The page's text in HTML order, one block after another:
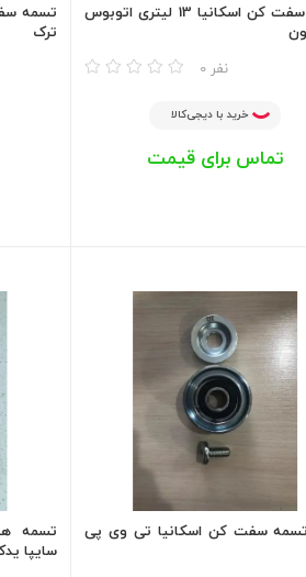
تسمه سفت کن اسکانیا 13 لیتری اتوبوس
0 نفر
خرید با دیجی‌کالا
تماس برای قیمت
ترک
سفت کن اسکانیا تی وی پی
سایپا